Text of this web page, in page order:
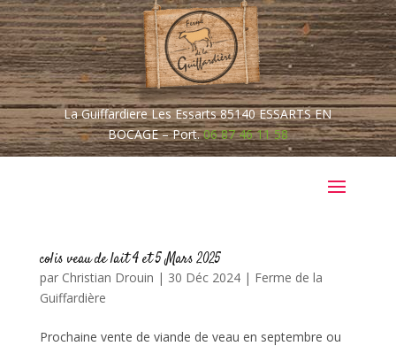
La Guiffardiere Les Essarts85140 ESSARTS EN
BOCAGE –Port.06 87 46 11 58
colis veau de lait 4 et 5 Mars 2025
par Christian Drouin | 30 Déc 2024| Ferme de la
Guiffardière
Prochaine vente de viande de veau en septembre ou